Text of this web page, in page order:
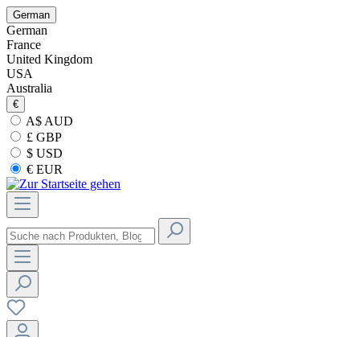
German
German
France
United Kingdom
USA
Australia
€
A$ AUD
£ GBP
$ USD
€ EUR